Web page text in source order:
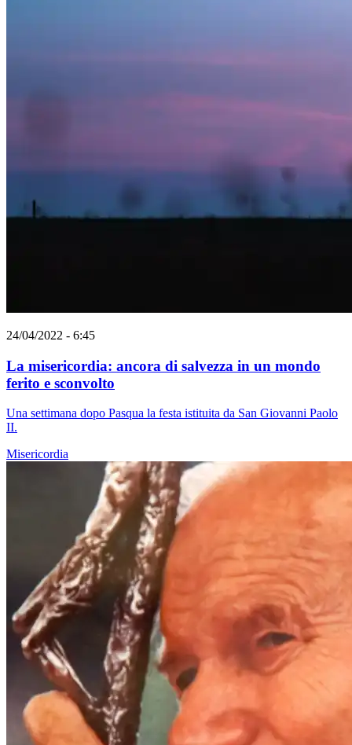
24/04/2022 - 6:45
La misericordia: ancora di salvezza in un mondo
ferito e sconvolto
Una settimana dopo Pasqua la festa istituita da San Giovanni Paolo
II.
Misericordia